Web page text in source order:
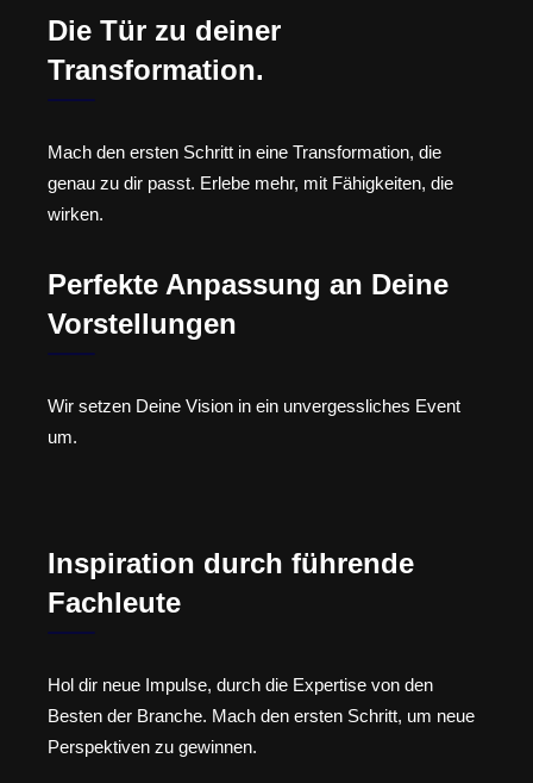
Die Tür zu deiner
Transformation.
Mach den ersten Schritt in eine Transformation, die
genau zu dir passt. Erlebe mehr, mit Fähigkeiten, die
wirken.
Perfekte Anpassung an Deine
Vorstellungen
Wir setzen Deine Vision in ein unvergessliches Event
um.
Inspiration durch führende
Fachleute
Hol dir neue Impulse, durch die Expertise von den
Besten der Branche. Mach den ersten Schritt, um neue
Perspektiven zu gewinnen.